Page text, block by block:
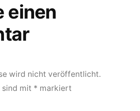
einen
wird nicht veröffentlicht.
sind mit * markiert